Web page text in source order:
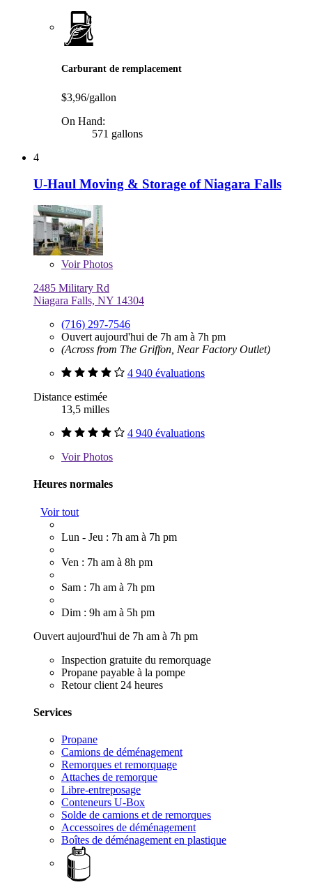
Carburant de remplacement
$3,96/gallon
On Hand:
571 gallons
4
U-Haul Moving & Storage of Niagara Falls
VoirPhotos
2485 Military Rd
Niagara Falls, NY 14304
(716) 297-7546
Ouvert aujourd'hui de 7h am à 7h pm
(Across from The Griffon, Near Factory Outlet)
4 940 évaluations
Distance estimée
13,5 milles
4 940 évaluations
VoirPhotos
Heures normales
Voir tout
Lun - Jeu : 7h am à 7h pm
Ven : 7h am à 8h pm
Sam : 7h am à 7h pm
Dim : 9h am à 5h pm
Ouvert aujourd'hui de 7h am à 7h pm
Inspection gratuite du remorquage
Propane payable à la pompe
Retour client 24 heures
Services
Propane
Camions de déménagement
Remorques et remorquage
Attaches de remorque
Libre-entreposage
Conteneurs U-Box
Solde de camions et de remorques
Accessoires de déménagement
Boîtes de déménagement en plastique